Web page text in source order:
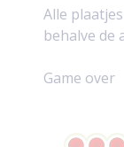
Alle
behalve de
Game over